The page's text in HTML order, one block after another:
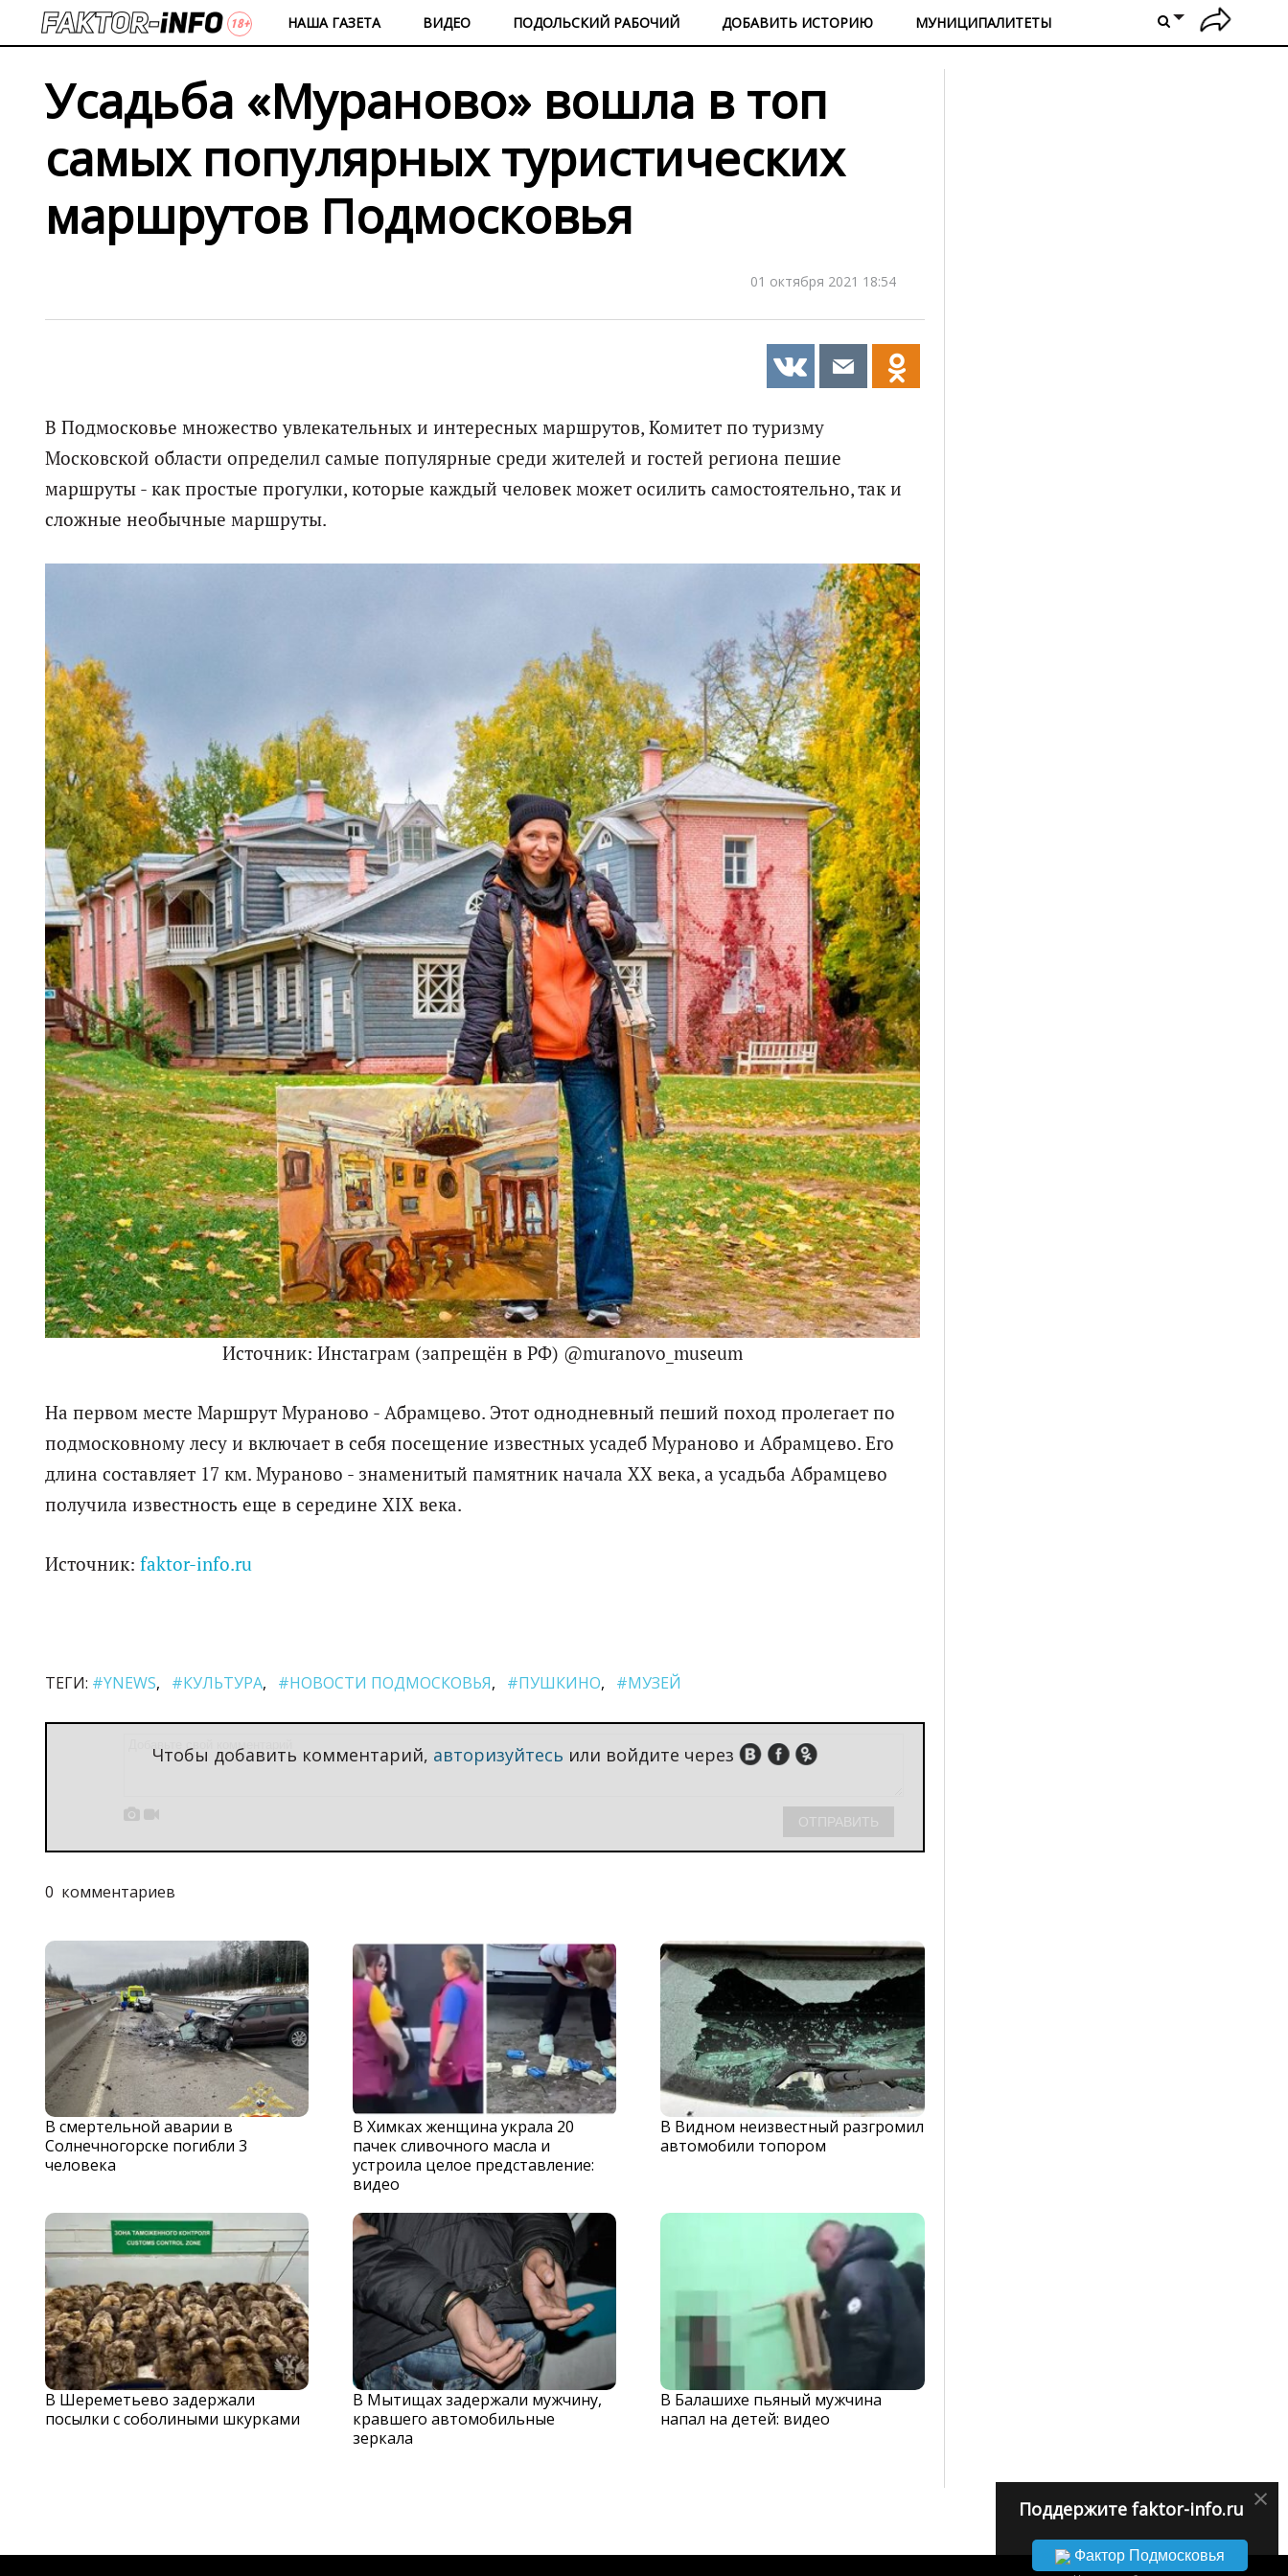
НАША ГАЗЕТА ВИДЕО ПОДОЛЬСКИЙ РАБОЧИЙ ДОБАВИТЬ ИСТОРИЮ МУНИЦИПАЛИТЕТЫ
×
Поддержите faktor-info.ru
Фактор Подмосковья
Усадьба «Мураново» вошла в топ
самых популярных туристических
маршрутов Подмосковья
01 октября 2021 18:54
В Подмосковье множество увлекательных и интересных маршрутов, Комитет по туризму
Московской области определил самые популярные среди жителей и гостей региона пешие
маршруты - как простые прогулки, которые каждый человек может осилить самостоятельно, так и
сложные необычные маршруты.
Источник: Инстаграм (запрещён в РФ) @muranovo_museum
На первом месте Маршрут Мураново - Абрамцево. Этот однодневный пеший поход пролегает по
подмосковному лесу и включает в себя посещение известных усадеб Мураново и Абрамцево. Его
длина составляет 17 км. Мураново - знаменитый памятник начала ХХ века, а усадьба Абрамцево
получила известность еще в середине XIX века.
Источник: faktor-info.ru
ТЕГИ: #YNEWS #КУЛЬТУРА #НОВОСТИ ПОДМОСКОВЬЯ #ПУШКИНО #МУЗЕЙ
Чтобы добавить комментарий, авторизуйтесь или войдите через
 
0 комментариев
В смертельной аварии в
Солнечногорске погибли 3
человека
В Химках женщина украла 20
пачек сливочного масла и
устроила целое представление:
видео
В Видном неизвестный разгромил
автомобили топором
В Шереметьево задержали
посылки с соболиными шкурками
В Мытищах задержали мужчину,
кравшего автомобильные
зеркала
В Балашихе пьяный мужчина
напал на детей: видео